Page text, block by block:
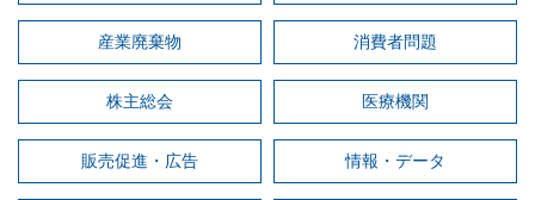
産業廃棄物 消費者問題
株主総会 医療機関
販売促進・広告 情報・データ